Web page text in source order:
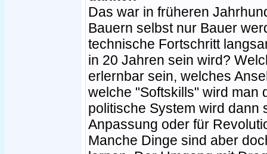
Das war in früheren
Bauern selbst nur Bauer
technische Fortschritt
in 20 Jahren sein wird?
erlernbar sein, welches
welche "Softskills" wird man
politische System wird dann
Anpassung oder für
Manche Dinge sind aber